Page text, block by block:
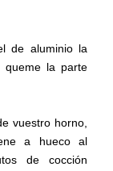
de aluminio la
queme la parte
vuestro horno,
a hueco al
de cocción